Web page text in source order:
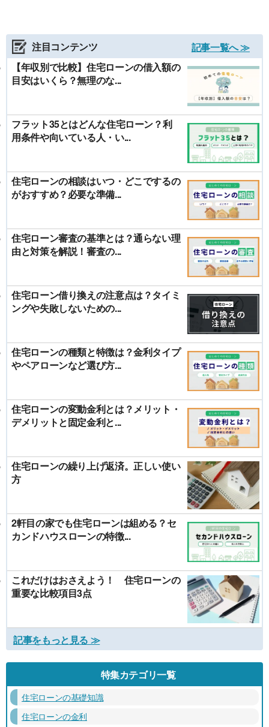
注目コンテンツ
記事一覧へ ≫
【年収別で比較】住宅ローンの借入額の
目安はいくら？無理のな...
フラット35とはどんな住宅ローン？利
用条件や向いている人・い...
住宅ローンの相談はいつ・どこでするの
がおすすめ？必要な準備...
住宅ローン審査の基準とは？通らない理
由と対策を解説！審査の...
住宅ローン借り換えの注意点は？タイミ
ングや失敗しないための...
住宅ローンの種類と特徴は？金利タイプ
やペアローンなど選び方...
住宅ローンの変動金利とは？メリット・
デメリットと固定金利と...
住宅ローンの繰り上げ返済。正しい使い
方
2軒目の家でも住宅ローンは組める？セ
カンドハウスローンの特徴...
これだけはおさえよう！ 住宅ローンの
重要な比較項目3点
記事をもっと見る ≫
特集カテゴリ一覧
住宅ローンの基礎知識
住宅ローンの金利